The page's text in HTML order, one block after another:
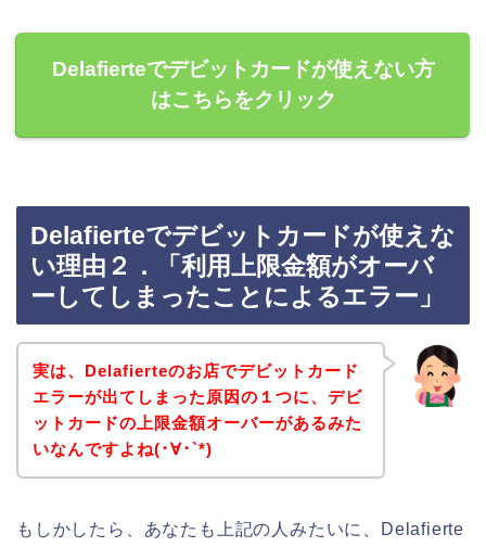
Delafierteでデビットカードが使えない方
はこちらをクリック
Delafierteでデビットカードが使えな
い理由２．「利用上限金額がオーバ
ーしてしまったことによるエラー」
実は、Delafierteのお店でデビットカード
エラーが出てしまった原因の１つに、デビ
ットカードの上限金額オーバーがあるみた
いなんですよね(･∀･`*)
もしかしたら、あなたも上記の人みたいに、Delafierte